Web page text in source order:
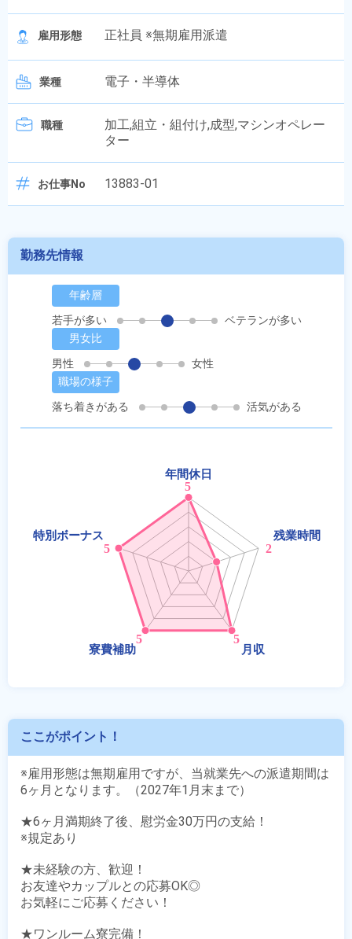
雇用形態 正社員 ※無期雇用派遣
業種 電子・半導体
職種
加工,組立・組付け,成型,マシンオペレー
ター
お仕事No 13883-01
勤務先情報
年齢層
若手が多い
ベテランが多い
男女比
男性
女性
職場の様子
落ち着きがある
活気がある
ここがポイント！
※雇用形態は無期雇用ですが、当就業先への派遣期間は
6ヶ月となります。（2027年1月末まで）
★6ヶ月満期終了後、慰労金30万円の支給！
※規定あり
★未経験の方、歓迎！
お友達やカップルとの応募OK◎
お気軽にご応募ください！
★ワンルーム寮完備！